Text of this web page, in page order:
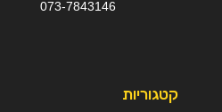
073-7843146
קטגוריות